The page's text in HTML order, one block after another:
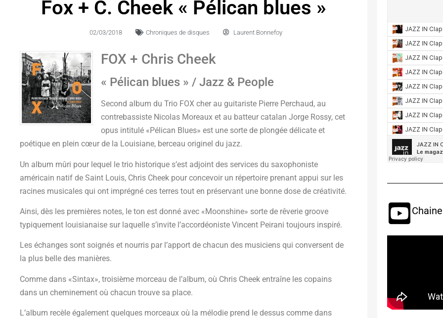
Fox + C. Cheek « Pélican blues »
02/03/2018 Chroniques de disques Laurent Bonnefoy
FOX + Chris Cheek
« Pélican blues » / Jazz & People
Second album du Trio FOX cher au guitariste Pierre Perchaud, au
contrebassiste Nicolas Moreaux et au batteur catalan Jorge Rossy, cet
opus intitulé «Pélican Blues» est une sorte de plongée délicate et
poétique en plein cœur de la Louisiane, berceau originel du jazz.
Un album mûri pour lequel le trio historique s’est adjoint des services du saxophoniste
américain natif de Saint Louis, Chris Cheek pour concevoir un répertoire prenant appui sur les
racines musicales qui ont imprégné ces terres tout en préservant une bonne dose de créativité.
Ainsi, dès les premières notes, le ton est donné avec «Moonshine» sorte de rêverie groove
typiquement louisianaise sur laquelle s’invite l’accordéoniste Vincent Peirani toujours inspiré.
Les échanges sont soignés et nourris par l’apport de chacun des musiciens qui conversent de
la plus belle des manières.
Comme dans «Sintax», troisième morceau de l’album, où Chris Cheek entraîne les copains
dans un cheminement où chacun trouve sa place.
L’album recèle également quelques morceaux où la mélodie prend le dessus comme dans